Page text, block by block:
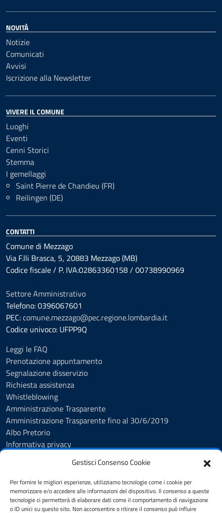
Gestisci Consenso Cookie
Per fornire le migliori esperienze, utilizziamo tecnologie come i cookie per
memorizzare e/o accedere alle informazioni del dispositivo. Il consenso a queste
tecnologie ci permetterà di elaborare dati come il comportamento di navigazione
o ID unici su questo sito. Non acconsentire o ritirare il consenso può influire
NOVITÀ
Notizie
Comunicati
Avvisi
Iscrizione alla Newsletter
VIVERE IL COMUNE
Luoghi
Eventi
Cenni Storici
Stemma
I gemellaggi
Saint Pierre de Chandieu (FR)
Reilingen (DE)
CONTATTI
Comune di Mezzago
Via F.lli Brasca, 5, 20883 Mezzago (MB)
Codice fiscale / P. IVA:02863360158 / 00738990969
Settore Amministrativo
Telefono: 0396067601
PEC:comune.mezzago@pec.regione.lombardia.it
Codice univoco: UFPP9Q
Leggi le FAQ
Prenotazione appuntamento
Segnalazione disservizio
Richiesta assistenza
Whistleblowing
Amministrazione Trasparente
Amministrazione Trasparente fino al 30/6/2019
Albo Pretorio
Informativa privacy
Esercizio diritti interessati
Dichiarazione di accessibilità
Obiettivi di accessibilità
Note legali